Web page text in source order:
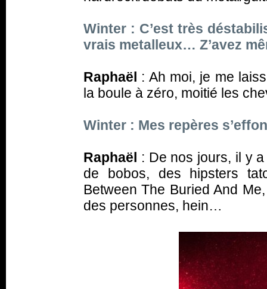
Winter : C’est très
vrais metalleux… Z’avez
Raphaël : Ah moi, je me
la boule à zéro, moitié les
Winter : Mes repères
Raphaël : De nos jours, il y
de bobos, des hipsters
Between The Buried And
des personnes, hein…